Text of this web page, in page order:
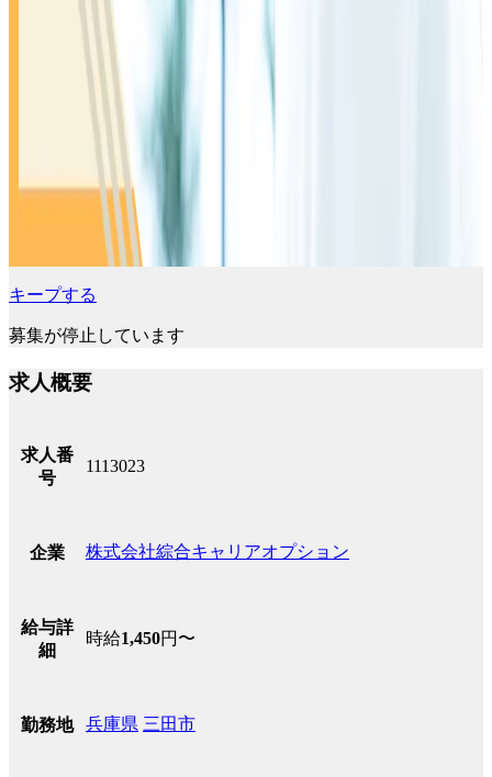
キープする
募集が停止しています
求人概要
求人番
号
1113023
企業 株式会社綜合キャリアオプション
給与詳
細
時給1,450円〜
勤務地 兵庫県 三田市